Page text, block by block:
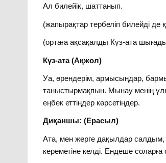
Ал билейік, шаттанып.
(жапырақтар тербеліп билейді
(ортаға ақсақалды Күз-ата
Күз-ата (Ақжол)
Уа, өрендерім, армысыңдар,
таныстырмақпын. Мынау менің
еңбек еттіңдер көрсетіңдер.
Диқаншы: (Ерасыл)
Ата, мен жерге дақылдар салдым,
кереметіне келді. Ендеше соларға